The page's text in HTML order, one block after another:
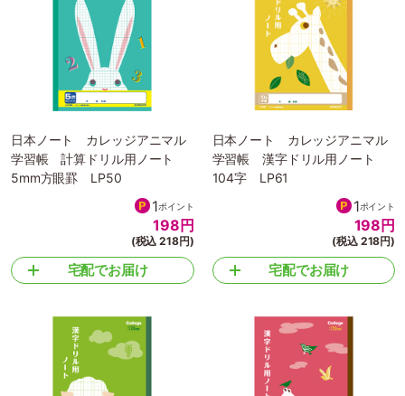
日本ノート カレッジアニマル
学習帳 計算ドリル用ノート
5mm方眼罫 LP50
1ポイント
198 円
(税込 218円)
宅配でお届け
日本ノート カレッジアニマル
学習帳 漢字ドリル用ノート
104字 LP61
1ポイント
198 円
(税込 218円)
宅配でお届け